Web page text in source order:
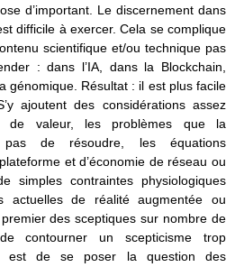
d’important. Le discernement dans
difficile à exercer. Cela se complique
scientifique et/ou technique pas
: dans l’IA, dans la Blockchain,
génomique. Résultat : il est plus facile
ajoutent des considérations assez
de valeur, les problèmes que la
de résoudre, les équations
et d’économie de réseau ou
simples contraintes physiologiques
actuelles de réalité augmentée ou
des sceptiques sur nombre de
contourner un scepticisme trop
est de se poser la question des